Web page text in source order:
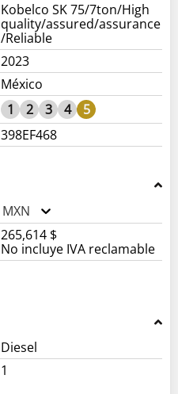
Kobelco SK 75/7ton/High
quality/assured/assurance
/Reliable
2023
México
1 2 3 4
5
398EF468
MXN
265,614 $
No incluye IVA reclamable
Diesel
1